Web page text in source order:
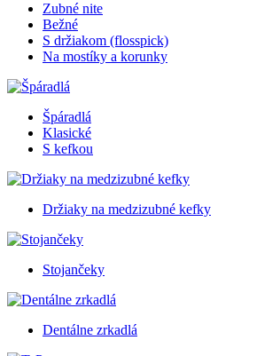
Zubné nite
Bežné
S držiakom (flosspick)
Na mostíky a korunky
Špáradlá
Klasické
S kefkou
Držiaky na medzizubné kefky
Stojančeky
Dentálne zrkadlá